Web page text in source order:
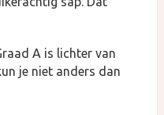
A is lichter van
je niet anders dan